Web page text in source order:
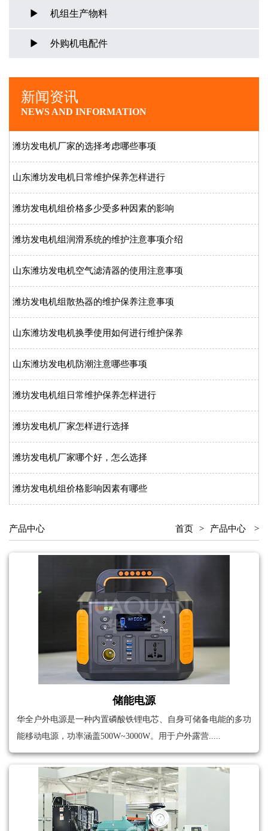
机组生产物料
外购机电配件
新闻资讯
NEWS AND INFORMATION
潍坊发电机厂家的选择考虑哪些事项
山东潍坊发电机日常维护保养怎样进行
潍坊发电机组价格多少受多种因素的影响
潍坊发电机组润滑系统的维护注意事项介绍
山东潍坊发电机空气滤清器的使用注意事项
潍坊发电机组散热器的维护保养注意事项
山东潍坊发电机换季使用如何进行维护保养
山东潍坊发电机防潮注意哪些事项
潍坊发电机组日常维护保养怎样进行
潍坊发电机厂家怎样进行选择
潍坊发电机厂家哪个好，怎么选择
潍坊发电机组价格影响因素有哪些
产品中心 首页 > 产品中心 >
储能电源
华全户外电源是一种内置磷酸铁锂电芯、自身可储备电能的多功
能移动电源，功率涵盖500W~3000W。用于户外露营.....